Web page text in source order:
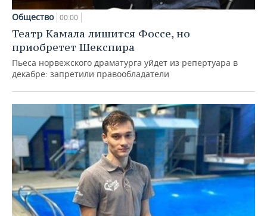
Общество 00:00
Театр Камала лишится Фоссе, но
приобретет Шекспира
Пьеса норвежского драматурга уйдет из репертуара в
декабре: запретили правообладатели